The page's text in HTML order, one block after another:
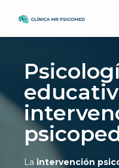
La intervención